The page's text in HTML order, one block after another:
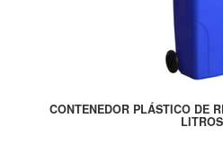
CONTENEDOR PLÁSTICO DE
LITROS